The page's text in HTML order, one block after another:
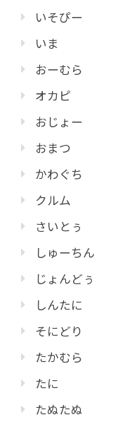
いそぴー
いま
おーむら
オカピ
おじょー
おまつ
かわぐち
クルム
さいとぅ
しゅーちん
じょんどぅ
しんたに
そにどり
たかむら
たに
たぬたぬ